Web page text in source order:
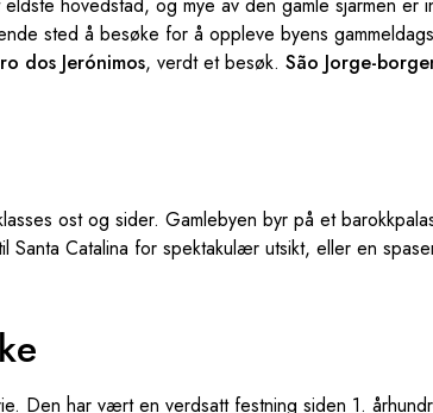
sted å besøke for å oppleve byens
dos Jerónimos, verdt et besøk. São Jorge-
ost og sider. Gamlebyen byr på et
Santa Catalina for spektakulær utsikt, eller en
Den har vært en verdsatt festning siden 1.